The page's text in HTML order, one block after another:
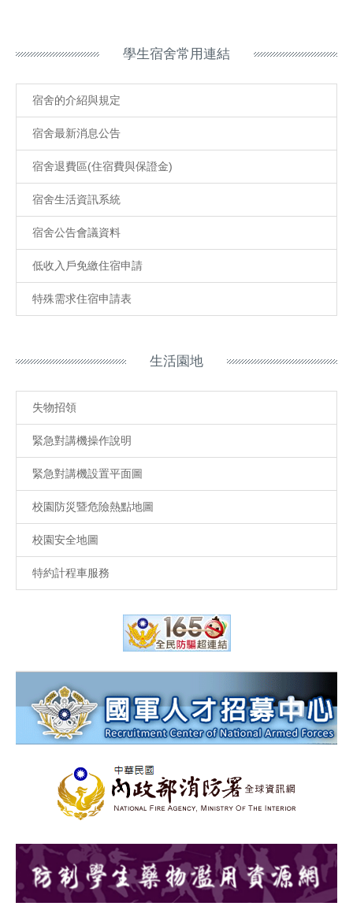
學生宿舍常用連結
宿舍的介紹與規定
宿舍最新消息公告
宿舍退費區(住宿費與保證金)
宿舍生活資訊系統
宿舍公告會議資料
低收入戶免繳住宿申請
特殊需求住宿申請表
生活園地
失物招領
緊急對講機操作說明
緊急對講機設置平面圖
校園防災暨危險熱點地圖
校園安全地圖
特約計程車服務